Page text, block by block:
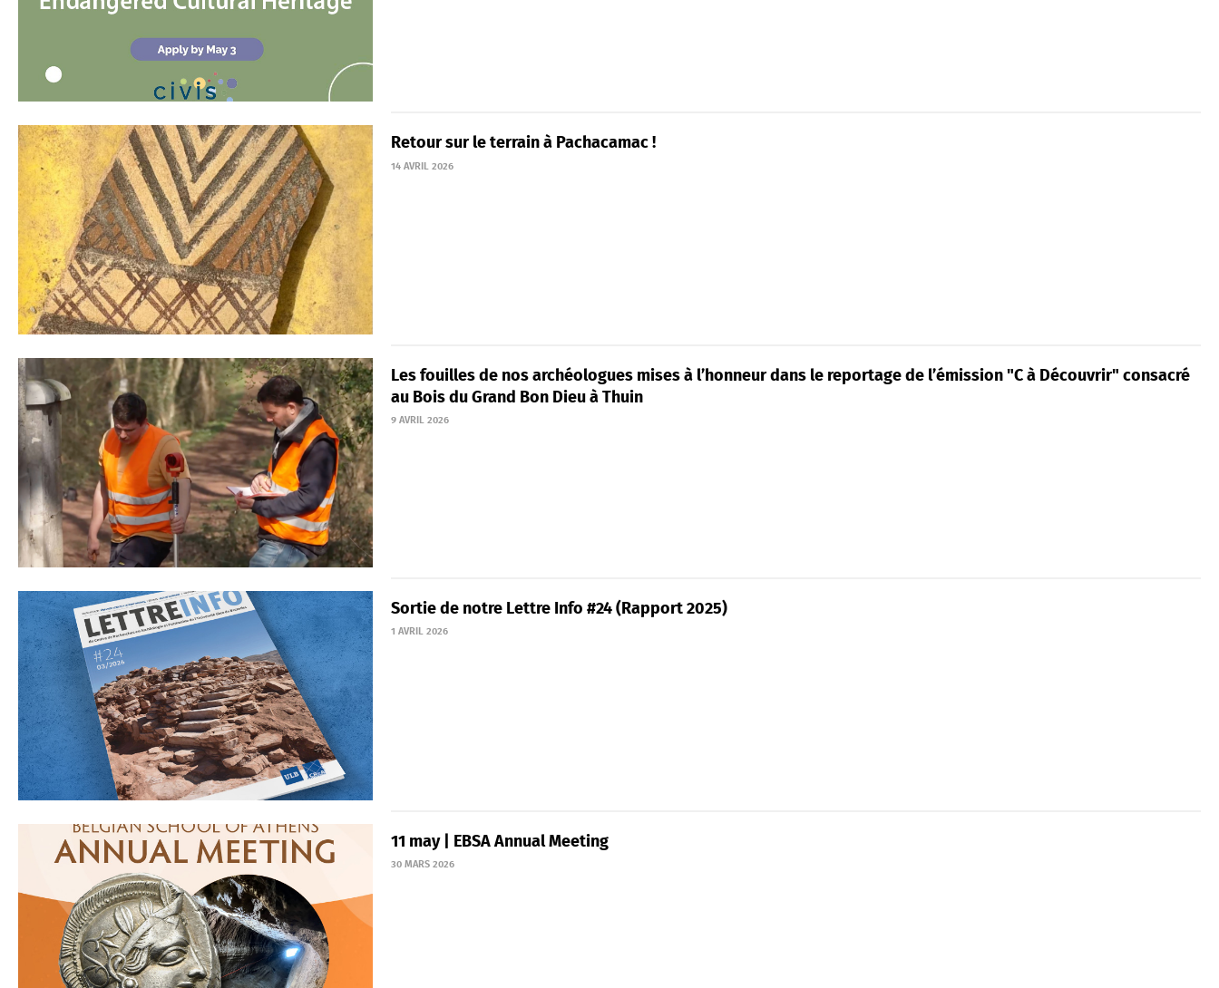
Retour sur le terrain à Pachacamac !
14 AVRIL 2026
Les fouilles de nos archéologues mises à l’honneur dans le reportage de l’émission "C à Découvrir" consacré
au Bois du Grand Bon Dieu à Thuin
9 AVRIL 2026
Sortie de notre Lettre Info #24 (Rapport 2025)
1 AVRIL 2026
11 may | EBSA Annual Meeting
30 MARS 2026